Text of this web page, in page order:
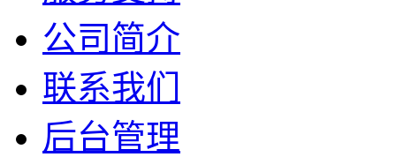
公司简介
联系我们
后台管理